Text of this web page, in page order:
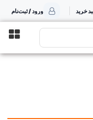
خرید ورود / ثبت‌نام